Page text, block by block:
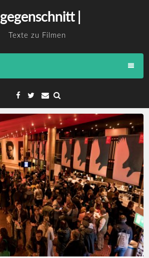
| gegenschnitt |
Texte zu Filmen
Facebook
TwitterEmail